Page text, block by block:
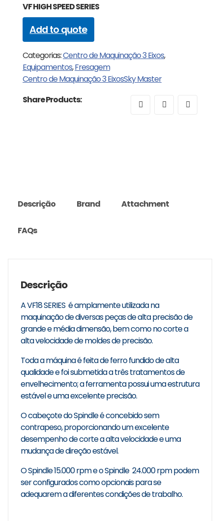
VF HIGH SPEED SERIES
Add to quote
Categorias:Centro de Maquinação 3 Eixos,
Equipamentos,Fresagem
Centro de Maquinação 3 EixosSky Master
Share Products:
Descrição Brand Attachment
FAQs
Descrição
A VF18 SERIES é amplamente utilizada na
maquinação de diversas peças de alta precisão de
grande e média dimensão, bem como no corte a
alta velocidade de moldes de precisão.
Toda a máquina é feita de ferro fundido de alta
qualidade e foi submetida a três tratamentos de
envelhecimento; a ferramenta possui uma estrutura
estável e uma excelente precisão.
O cabeçote do Spindle é concebido sem
contrapeso, proporcionando um excelente
desempenho de corte a alta velocidade e uma
mudança de direção estável.
O Spindle 15.000 rpm e o Spindle 24.000 rpm podem
ser configurados como opcionais para se
adequarem a diferentes condições de trabalho.